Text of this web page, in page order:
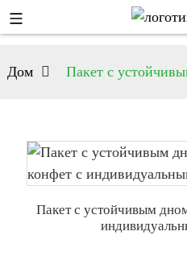
Дом Пакет с
Пакет с устойчивым